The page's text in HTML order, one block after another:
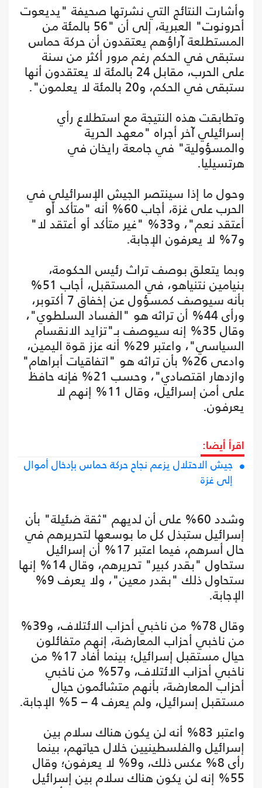
وأشارت النتائج التي نشرتها صحيفة "يديعوت
أحرونوت" العبرية، إلى أن "56 بالمئة من
المستطلعة آراؤهم يعتقدون أن حركة حماس
ستبقى في الحكم رغم مرور أكثر من سنة
على الحرب، مقابل 24 بالمئة لا يعتقدون أنها
ستبقى في الحكم، و20 بالمئة لا يعلمون".
وتطابقت هذه النتيجة مع استطلاع رأي
إسرائيلي آخر أجراه "معهد الحرية
والمسؤولية" في جامعة رايخان في
هرتسيليا.
وحول ما إذا سينتصر الجيش الإسرائيلي في
الحرب على غزة، أجاب 60% أنه "متأكد أو
أعتقد نعم"، و33% "غير متأكد أو أعتقد لا"
و7% لا يعرفون الإجابة.
وبما يتعلق بوصف تراث رئيس الحكومة،
بنيامين نتنياهو، في المستقبل، أجاب 51%
بأنه سيوصف كمسؤول عن إخفاق 7 أكتوبر،
ورأى 44% أن تراثه هو "الفساد السلطوي"،
وقال 35% إنه سيوصف بـ"تزايد الانقسام
السياسي"، واعتبر 29% أنه عزز قوة اليمين،
وادعى 26% بأن تراثه هو "اتفاقيات أبراهام"
وازدهار اقتصادي"، وحسب 21% فإنه حافظ
على أمن إسرائيل، وقال 11% إنهم لا
يعرفون.
اقرأ أيضا:
جيش الاحتلال يزعم نجاح حركة حماس بإدخال أموال
إلى غزة
وشدد 60% على أن لديهم "ثقة ضئيلة" بأن
إسرائيل ستبذل كل ما بوسعها لتحريرهم في
حال أسرهم، فيما اعتبر 17% أن إسرائيل
ستحاول "بقدر كبير" تحريرهم، وقال 14% إنها
ستحاول ذلك "بقدر معين"، ولا يعرف 9%
الإجابة.
وقال 78% من ناخبي أحزاب الائتلاف، و39%
من ناخبي أحزاب المعارضة، إنهم متفائلون
حيال مستقبل إسرائيل؛ بينما أفاد 17% من
ناخبي أحزاب الائتلاف، و57% من ناخبي
أحزاب المعارضة، بأنهم متشائمون حيال
مستقبل إسرائيل، ولم يعرف 4 – 5% الإجابة.
واعتبر 83% أنه لن يكون هناك سلام بين
إسرائيل والفلسطينيين خلال حياتهم، بينما
رأى 8% عكس ذلك، و9% لا يعرفون؛ وقال
55% إنه لن يكون هناك سلام بين إسرائيل